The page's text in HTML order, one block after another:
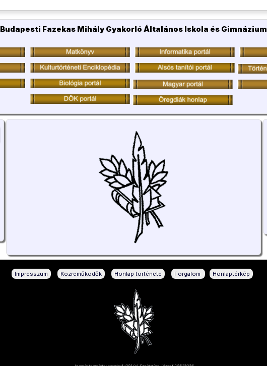
Budapesti Fazekas Mihály Gyakorló Általános Iskola és Gimnázium
Impresszum | Közreműködők | Honlap története | Forgalom | Honlaptérkép